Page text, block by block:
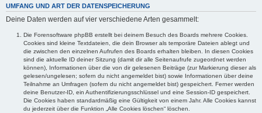
UMFANG UND ART DER DATENSPEICHERUNG
Deine Daten werden auf vier verschiedene Arten gesammelt:
Die Forensoftware phpBB erstellt bei deinem Besuch des Boards mehrere Cookies.
Cookies sind kleine Textdateien, die dein Browser als temporäre Dateien ablegt und
die zwischen den einzelnen Aufrufen des Boards erhalten bleiben. In diesen Cookies
sind die aktuelle ID deiner Sitzung (damit dir alle Seitenaufrufe zugeordnet werden
können), Informationen über die von dir gelesenen Beiträge (zur Markierung dieser als
gelesen/ungelesen; sofern du nicht angemeldet bist) sowie Informationen über deine
Teilnahme an Umfragen (sofern du nicht angemeldet bist) gespeichert. Ferner werden
deine Benutzer-ID, ein Authentifizierungsschlüssel und eine Session-ID gespeichert.
Die Cookies haben standardmäßig eine Gültigkeit von einem Jahr. Alle Cookies kannst
du jederzeit über die Funktion „Alle Cookies löschen“ löschen.